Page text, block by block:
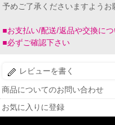
予めご了承くださいますようお
■お支払い/配送/返品や交換につ
■必ずご確認下さい
レビューを書く
商品についてのお問い合わせ
お気に入りに登録